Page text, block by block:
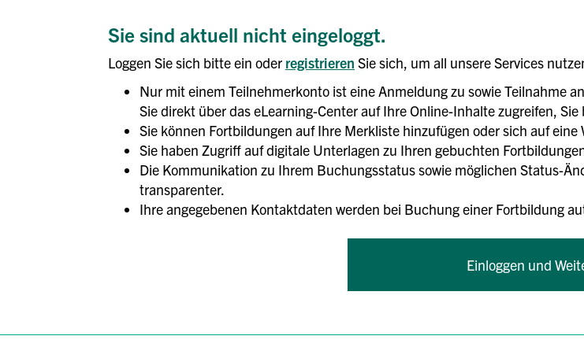
Sie sind aktuell nicht eingeloggt.
Loggen Sie sich bitte ein oder registrieren Sie sich, um all unsere Services
Nur mit einem Teilnehmerkonto ist eine Anmeldung zu sowie Teilnahme
Sie direkt über das eLearning-Center auf Ihre Online-Inhalte zugreifen,
Sie können Fortbildungen auf Ihre Merkliste hinzufügen oder sich auf eine
Sie haben Zugriff auf digitale Unterlagen zu Ihren gebuchten
Die Kommunikation zu Ihrem Buchungsstatus sowie möglichen Status-
transparenter.
Ihre angegebenen Kontaktdaten werden bei Buchung einer Fortbildung
Einloggen und